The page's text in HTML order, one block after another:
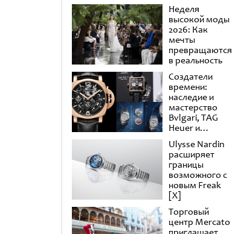
Неделя
высокой моды
2026: Как
мечты
превращаются
в реальность
Создатели
времени:
наследие и
мастерство
Bvlgari, TAG
Heuer и
Panerai
Ulysse Nardin
расширяет
границы
возможного с
новым Freak
[X]
Торговый
центр Mercato